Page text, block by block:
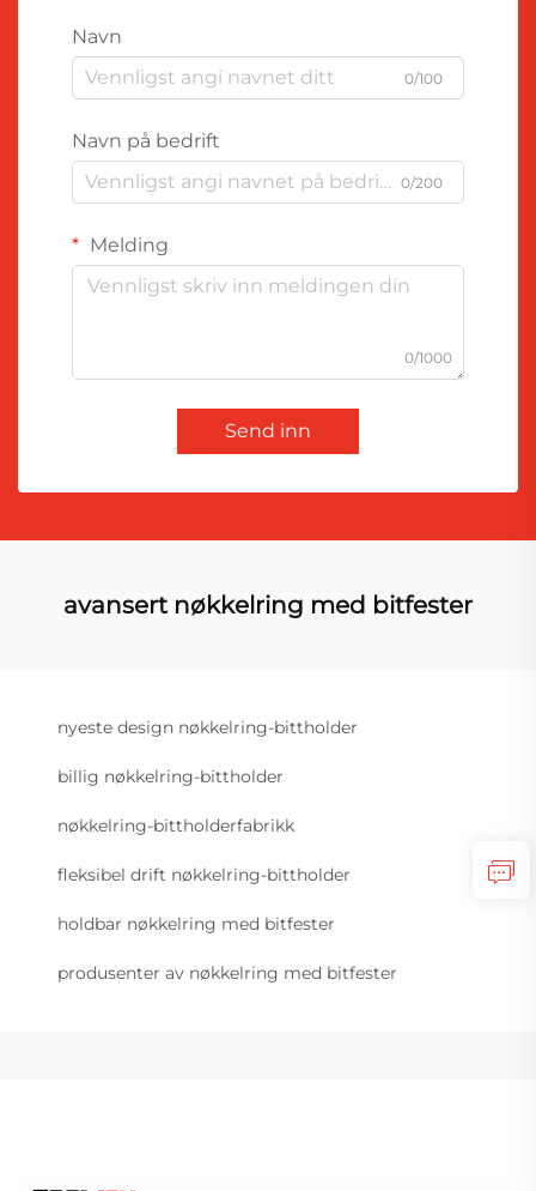
Navn
0/100
Navn på bedrift
0/200
Melding
0/1000
Send inn
avansert nøkkelring med bitfester
nyeste design nøkkelring-bittholder
billig nøkkelring-bittholder
nøkkelring-bittholderfabrikk
fleksibel drift nøkkelring-bittholder
holdbar nøkkelring med bitfester
produsenter av nøkkelring med bitfester